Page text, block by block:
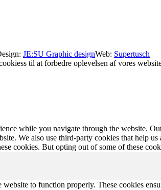
JE:SU Graphic designWeb: Supertusch
til at forbedre oplevelsen af vores
while you navigate through the website.
We also use third-party cookies that help
cookies. But opting out of some of these
to function properly. These cookies